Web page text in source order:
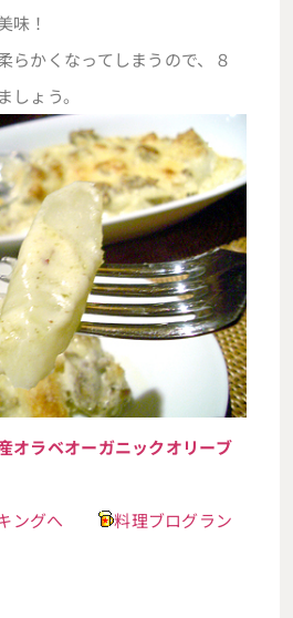
味！
らかくなってしまうので、８
ょう。
オラベオーガニックオリーブ
ングへ
料理ブログラン